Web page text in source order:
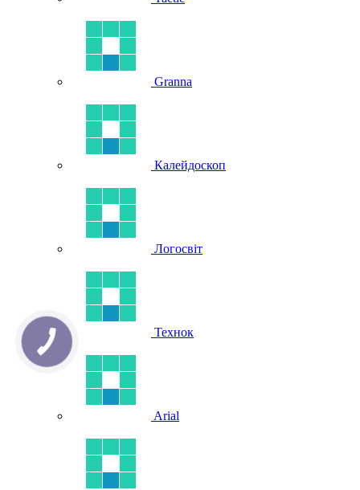
Granna
Калейдоскоп
Логосвіт
Технок
Arial